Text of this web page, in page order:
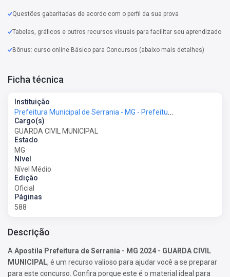
Questões gabaritadas de acordo com o perfil da sua prova
Tabelas, gráficos e outros recursos visuais para facilitar seu aprendizado
Bônus: curso online Básico para Concursos (abaixo mais detalhes)
Ficha técnica
Instituição
Prefeitura Municipal de Serrania - MG - Prefeitura de Serrania - MG
Cargo(s)
GUARDA CIVIL MUNICIPAL
Estado
MG
Nível
Nível Médio
Edição
Oficial
Páginas
588
Descrição
A Apostila Prefeitura de Serrania - MG 2024 - GUARDA CIVIL
MUNICIPAL, é um recurso valioso para ajudar você a se preparar
para este concurso. Confira porque este é o material ideal para